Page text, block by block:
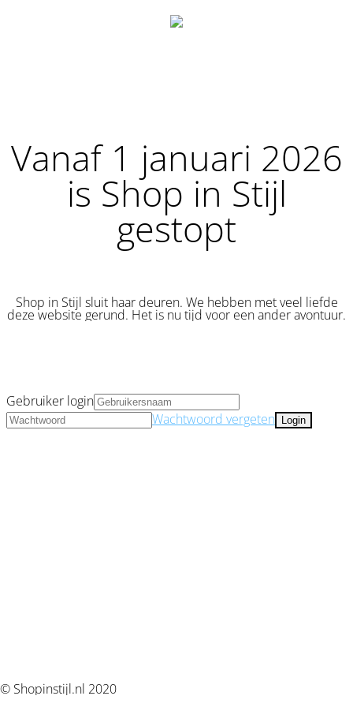
Vanaf 1 januari 2026
is Shop in Stijl
gestopt
Shop in Stijl sluit haar deuren. We hebben met veel liefde
deze website gerund. Het is nu tijd voor een ander avontuur.
© Shopinstijl.nl 2020
Gebruiker login
Wachtwoord vergeten